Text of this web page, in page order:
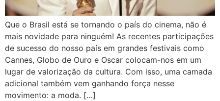
Que o Brasil está se tornando o país do cinema, não é
mais novidade para ninguém! As recentes participações
de sucesso do nosso país em grandes festivais como
Cannes, Globo de Ouro e Oscar colocam-nos em um
lugar de valorização da cultura. Com isso, uma camada
adicional também vem ganhando força nesse
movimento: a moda. […]